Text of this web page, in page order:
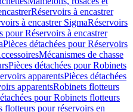
Réservoirs à encastrer
à encastrer SigmaRéservoirs
pour Réservoirs à encastrer
Pièces détachées pour Réservoirs
Mécanismes de chasse
Pièces détachées pour Robinets
apparentsPièces détachées
apparentsRobinets flotteurs
pour Robinets flotteurs
flotteurs pour réservoirs en